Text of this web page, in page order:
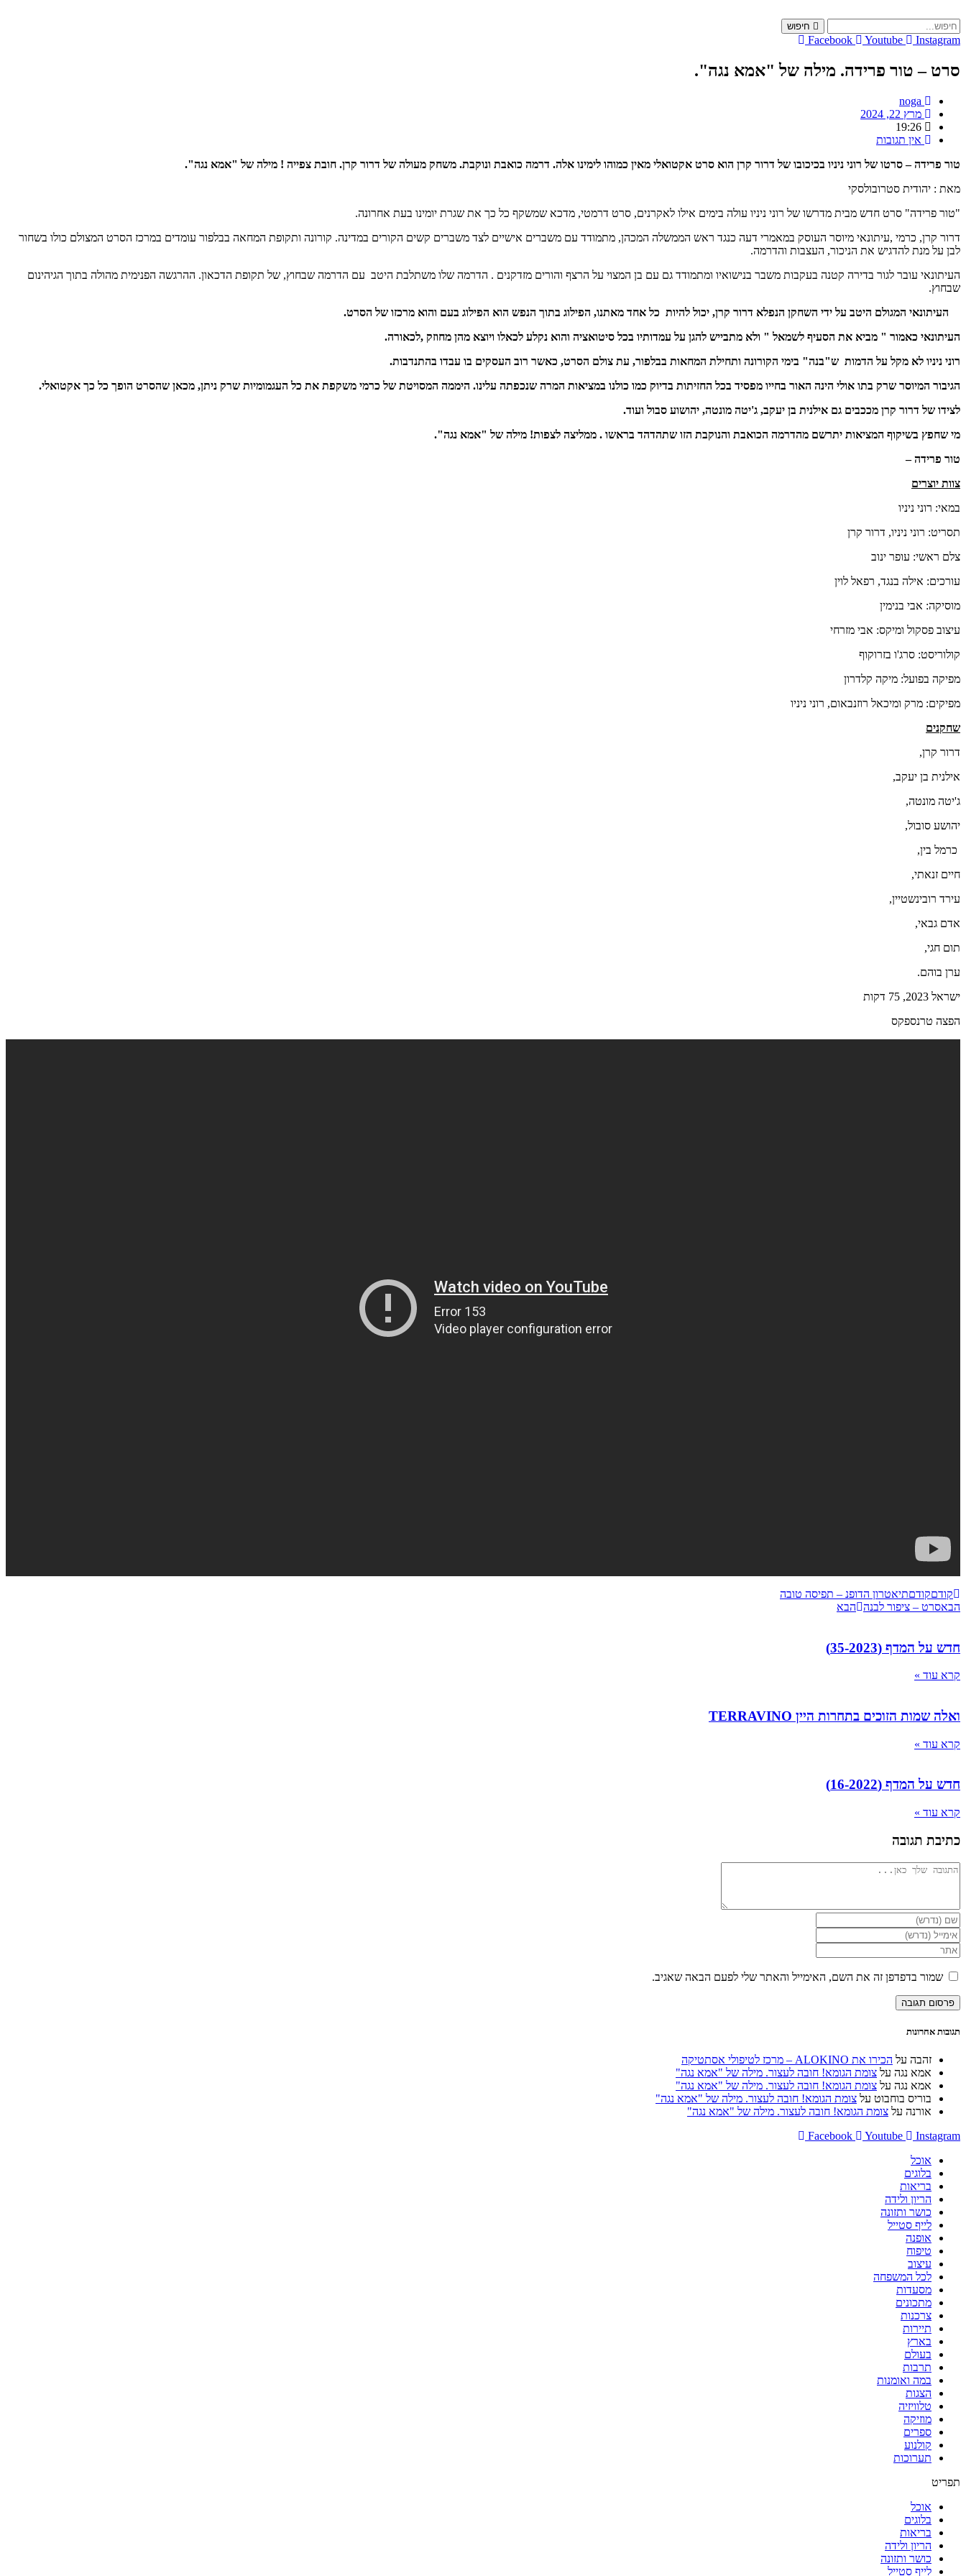
to
content
חיפוש
Facebook Youtube Instagram
סרט – טור פרידה. מילה של "אמא נגה".
noga
מרץ 22, 2024
19:26
אין תגובות
טור פרידה – סרטו של רוני ניניו בכיכובו של דרור קרן הוא סרט אקטואלי מאין כמוהו לימינו אלה. דרמה כואבת ונוקבת. משחק מעולה של דרור קרן. חובת צפייה ! מילה של "אמא נגה".
מאת : יהודית סטרובולסקי
"טור פרידה" סרט חדש מבית מדרשו של רוני ניניו עולה בימים אילו לאקרנים, סרט דרמטי, מדכא שמשקף כל כך את שגרת יומינו בעת אחרונה.
דרור קרן, כרמי ,עיתונאי מיוסר העוסק במאמרי דעה כנגד ראש הממשלה המכהן, מתמודד עם משברים אישיים לצד משברים קשים הקורים במדינה. קורונה ותקופת המחאה בבלפור עומדים במרכז הסרט המצולם כולו בשחור
לבן על מנת להדגיש את הניכור, העצבות והדרמה.
העיתונאי עובר לגור בדירה קטנה בעקבות משבר בנישואיו ומתמודד גם עם בן המצוי על הרצף והורים מזדקנים . הדרמה שלו משתלבת היטב עם הדרמה שבחוץ, של תקופת הדכאון. ההרגשה הפנימית מהולה בתוך הגיהינום
שבחוץ.
העיתונאי המגולם היטב על ידי השחקן הנפלא דרור קרן, יכול להיות כל אחד מאתנו, הפילוג בתוך הנפש הוא הפילוג בעם והוא מרכזו של הסרט.
העיתונאי כאמור " מביא את הסעיף לשמאל " ולא מתבייש להגן על עמדותיו בכל סיטואציה והוא נקלע לכאלו ויוצא מהן מחוזק ,לכאורה.
רוני ניניו לא מקל על הדמות ש"בנה" בימי הקורונה ותחילת המחאות בבלפור, עת צולם הסרט, כאשר רוב העסקים בו עבדו בהתנדבות.
הגיבור המיוסר שרק בתו אולי הינה האור בחייו מפסיד בכל החזיתות בדיוק כמו כולנו במציאות המרה שנכפתה עלינו. היממה המסויטת של כרמי משקפת את כל העגמומיות שרק ניתן, מכאן שהסרט הופך כל כך אקטואלי.
לצידו של דרור קרן מככבים גם אילנית בן יעקב, ג'יטה מונטה, יהושוע סבול ועוד.
מי שחפץ בשיקוף המציאות יתרשם מהדרמה הכואבת והנוקבת הזו שתהדהד בראשו . ממליצה לצפות! מילה של "אמא נגה".
טור פרידה –
צוות יוצרים
במאי: רוני ניניו
תסריט: רוני ניניו, דרור קרן
צלם ראשי: עופר ינוב
עורכים: אילה בנגד, רפאל לוין
מוסיקה: אבי בנימין
עיצוב פסקול ומיקס: אבי מזרחי
קולוריסט: סרג'ו בזרוקוף
מפיקה בפועל: מיקה קלדרון
מפיקים: מרק ומיכאל רוזנבאום, רוני ניניו
שחקנים
דרור קרן,
אילנית בן יעקב,
ג'יטה מונטה,
יהושע סובול,
כרמל בין,
חיים זנאתי,
עירד רובינשטיין,
אדם גבאי,
תום חגי,
ערן בוהם.
ישראל 2023, 75 דקות
הפצה טרנספקס
קודםקודםתיאטרון הדופנ – תפיסה טובה
הבאסרט – ציפור לבנה הבא
חדש על המדף (35-2023)
קרא עוד »
ואלה שמות הזוכים בתחרות היין TERRAVINO
קרא עוד »
חדש על המדף (16-2022)
קרא עוד »
כתיבת תגובה
להגיב
הזן
את
השם
שלך
או
שם
משתמש
כדי
הזן
את
כתובת
דואר
האלקטרוני
שלך
כדי
הזן
את
כתובת
האינטרנט
שלך
שמור בדפדפן זה את השם, האימייל והאתר שלי לפעם הבאה שאגיב.
תגובות אחרונות
זהבה על הכירו את ALOKINO – מרכז לטיפולי אסתטיקה
אמא נגה על צומת הגומא! חובה לעצור. מילה של "אמא נגה"
אמא נגה על צומת הגומא! חובה לעצור. מילה של "אמא נגה"
בוריס בוחבוט על צומת הגומא! חובה לעצור. מילה של "אמא נגה"
אורנה על צומת הגומא! חובה לעצור. מילה של "אמא נגה"
Facebook
Youtube
Instagram
אוכל
בלוגים
בריאות
הריון ולידה
כושר ותזונה
לייף סטייל
אופנה
טיפוח
עיצוב
לכל המשפחה
מסעדות
מתכונים
צרכנות
תיירות
בארץ
בעולם
תרבות
במה ואומנות
הצגות
טלוויזיה
מוזיקה
ספרים
קולנוע
תערוכות
תפריט
אוכל
בלוגים
בריאות
הריון ולידה
כושר ותזונה
לייף סטייל